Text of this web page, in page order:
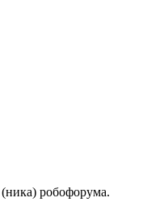
робофорума.